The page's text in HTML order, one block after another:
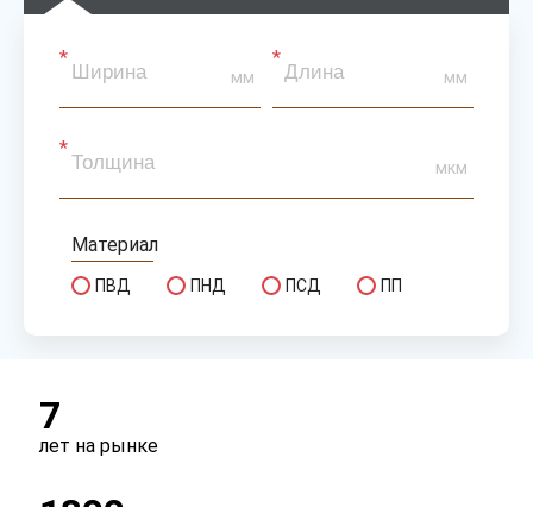
мм мм
мкм
Материал
ПВД ПНД ПСД ПП
7
лет на рынке